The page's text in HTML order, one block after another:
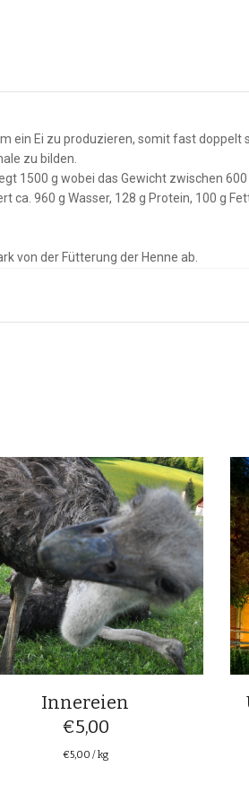
ein Ei zu produzieren, somit fast doppelt
zu bilden.
1500 g wobei das Gewicht zwischen 600
ca. 960 g Wasser, 128 g Protein, 100 g
von der Fütterung der Henne ab.
Innereien
€5,00
€5,00 /kg